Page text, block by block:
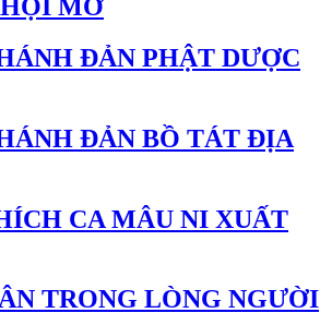
MỞ
ĐẢN PHẬT DƯỢC
ĐẢN BỒ TÁT ĐỊA
CA MÂU NI XUẤT
TRONG LÒNG NGƯỜI